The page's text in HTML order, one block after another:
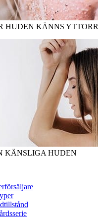
HUDEN KÄNNS YTTORR
KÄNSLIGA HUDEN